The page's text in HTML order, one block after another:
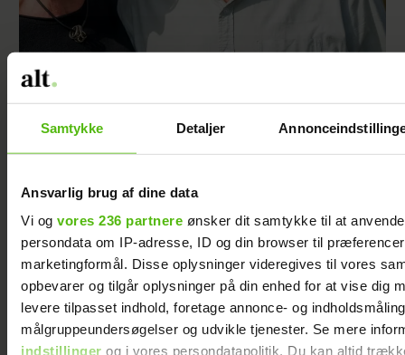
Samtykke Detaljer
Ansvarlig brug af dine data
Vi og vores 236 partnere ønsker dit samtykke til at
persondata om IP-adresse, ID og din browser til
marketingformål. Disse oplysninger videregives til vores
opbevarer og tilgår oplysninger på din enhed for at vise dig
levere tilpasset indhold, foretage annonce- og
målgruppeundersøgelser og udvikle tjenester. Se mere
indstillinger og i vores persondatapolitik. Du kan altid
Asger og hans hustru har rejst i hele verden –